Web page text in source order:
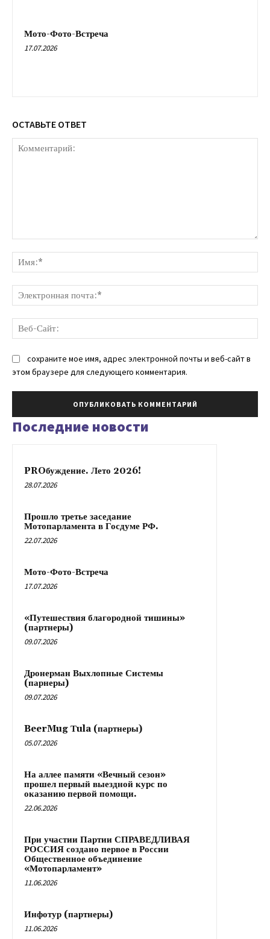
Мото-Фото-Встреча
17.07.2026
ОСТАВЬТЕ ОТВЕТ
сохраните мое имя, адрес электронной почты и веб-сайт в
этом браузере для следующего комментария.
Последние новости
PROбуждение. Лето 2026!
28.07.2026
Прошло третье заседание
Мотопарламента в Госдуме РФ.
22.07.2026
Мото-Фото-Встреча
17.07.2026
«Путешествия благородной тишины»
(партнеры)
09.07.2026
Дронерман Выхлопные Системы
(парнеры)
09.07.2026
BeerMug Тula (партнеры)
05.07.2026
На аллее памяти «Вечный сезон»
прошел первый выездной курс по
оказанию первой помощи.
22.06.2026
При участии Партии СПРАВЕДЛИВАЯ
РОССИЯ создано первое в России
Общественное объединение
«Мотопарламент»
11.06.2026
Инфотур (партнеры)
11.06.2026